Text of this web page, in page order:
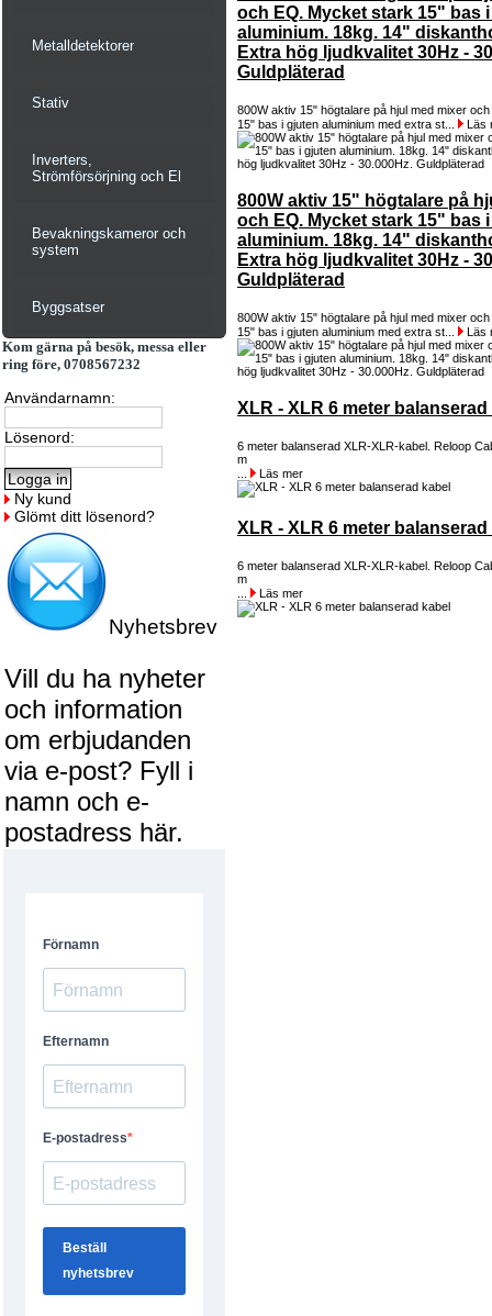
Metalldetektorer
Stativ
Inverters,
Strömförsörjning och El
Bevakningskameror och
system
Byggsatser
Kom gärna på besök, messa eller
ring före, 0708567232
Användarnamn:
Lösenord:
Ny kund
Glömt ditt lösenord?
Nyhetsbrev
Vill du ha nyheter
och information
om erbjudanden
via e-post? Fyll i
namn och e-
postadress här.
och EQ. Mycket stark 15" bas
aluminium. 18kg. 14"
Extra hög ljudkvalitet 30Hz -
Guldpläterad
800W aktiv 15" högtalare på hjul med mixer
15" bas i gjuten aluminium med extra st...
Läs
800W aktiv 15" högtalare på
och EQ. Mycket stark 15" bas
aluminium. 18kg. 14"
Extra hög ljudkvalitet 30Hz -
Guldpläterad
800W aktiv 15" högtalare på hjul med mixer
15" bas i gjuten aluminium med extra st...
Läs
XLR - XLR 6 meter balanserad
6 meter balanserad XLR-XLR-kabel. Reloop
m
Läs mer
XLR - XLR 6 meter balanserad
6 meter balanserad XLR-XLR-kabel. Reloop
m
Läs mer